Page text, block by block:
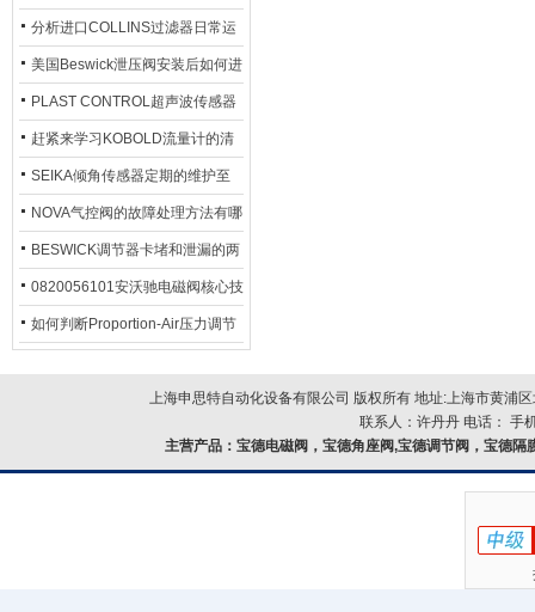
方法
分析进口COLLINS过滤器日常运
行排污步骤
美国Beswick泄压阀安装后如何进
行调试?
PLAST CONTROL超声波传感器
工作原理了解吗？
赶紧来学习KOBOLD流量计的清
洗流程吧
SEIKA倾角传感器定期的维护至
关重要
NOVA气控阀的故障处理方法有哪
些？
BESWICK调节器卡堵和泄漏的两
大问题解决措施
0820056101安沃驰电磁阀核心技
术参数
如何判断Proportion-Air压力调节
上海申思特自动化设备有限公司 版权所有 地址:上海市黄浦
联系人：许丹丹 电话： 手
主营产品：宝德电磁阀，宝德角座阀,宝德调节阀，宝德